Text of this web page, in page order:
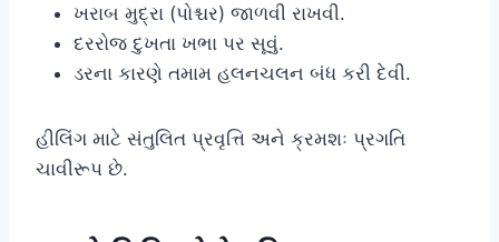
ખરાબ મુદ્રા (પોશ્ચર) જાળવી રાખવી.
દરરોજ દુખતા ખભા પર સૂવું.
ડરના કારણે તમામ હલનચલન બંધ કરી દેવી.
હીલિંગ માટે સંતુલિત પ્રવૃત્તિ અને ક્રમશઃ પ્રગતિ
ચાવીરૂપ છે.